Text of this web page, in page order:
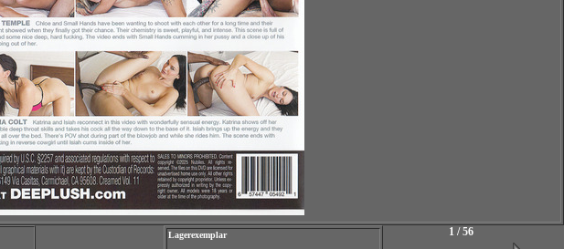
Lagerexemplar 1 / 56